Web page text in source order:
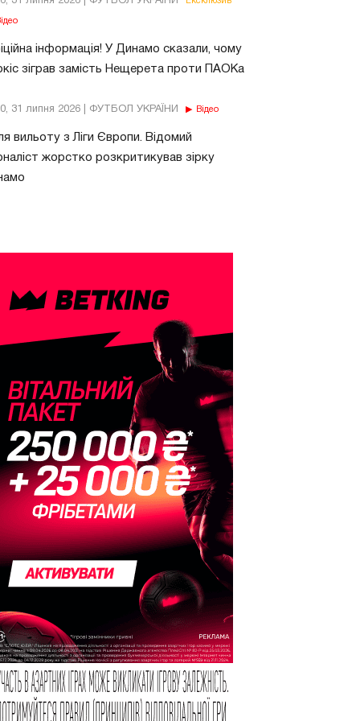
інформація! У Динамо сказали, чому
зіграв замість Нещерета проти ПАОКа
31 липня 2026 | ФУТБОЛ УКРАЇНИ Відео
вильоту з Ліги Європи. Відомий
жорстко розкритикував зірку